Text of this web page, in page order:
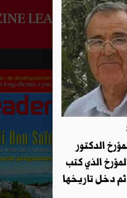
LEADERS
الدكتور
الذي كتب
ثم دخل تاريخها